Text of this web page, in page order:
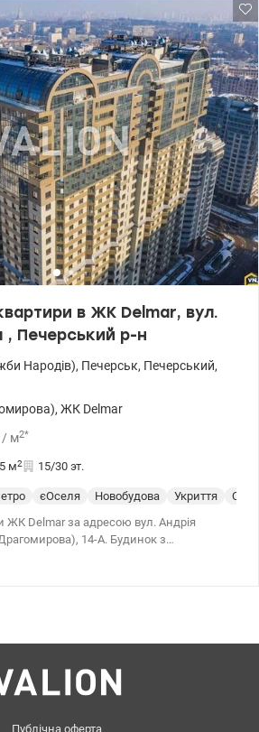
охороною та зручним
об’єкта: – сучасний житловий
– підземний паркінг – вільне
будь-яких дизайнерських ідей
Телефонуйте, відповім на всі ваші
Анастасія 0932311808 valion.ua/1146882
в ЖК Delmar, вул.
, Печерський р-н
Народів), Печерськ, Печерський,
, ЖК Delmar
/ м2*
м2 15/30 эт.
єОселя Новобудова Укриття
ЖК Delmar за адресою вул. Андрія
14-А. Будинок з
Метро Звіринецька (Дружби Народів) 10
кафе, ресторани, лікарня, дитячі садки,
Gymmaxx та Arena. - Зелена зона для
у.о valion.ua/1145836
Публічна оферта